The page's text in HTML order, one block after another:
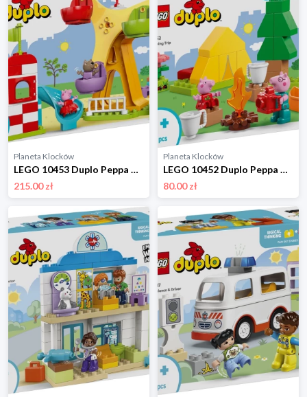
Planeta Klocków
LEGO 10453 Duplo Peppa Pig Wesołe miasteczko Lego
215.00 zł
Planeta Klocków
LEGO 10452 Duplo Peppa Pig Wyprawa na biwak Lego
80.00 zł